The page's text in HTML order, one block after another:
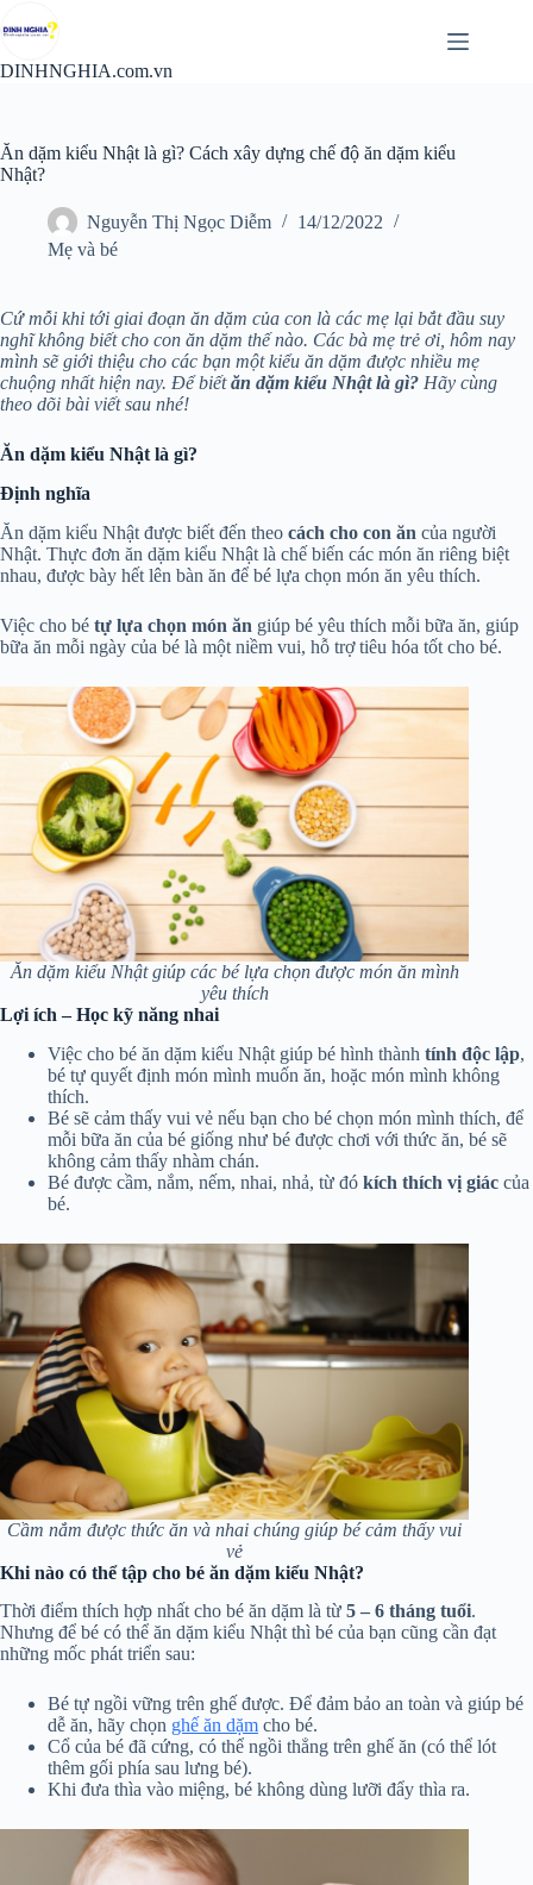
đến
nội
DINHNGHIA.com.vn
Ăn dặm kiểu Nhật là gì? Cách xây dựng chế độ ăn dặm kiểu
Nhật?
Nguyễn Thị Ngọc Diễm
14/12/2022
Mẹ và bé
Cứ mỗi khi tới giai đoạn ăn dặm của con là các mẹ lại bắt đầu suy
nghĩ không biết cho con ăn dặm thế nào. Các bà mẹ trẻ ơi, hôm nay
mình sẽ giới thiệu cho các bạn một kiểu ăn dặm được nhiều mẹ
chuộng nhất hiện nay. Để biếtăn dặm kiểu Nhật là gì? Hãy cùng
theo dõi bài viết sau nhé!
Ăn dặm kiểu Nhật là gì?
Định nghĩa
Ăn dặm kiểu Nhật được biết đến theo cách cho con ăn của người
Nhật. Thực đơn ăn dặm kiểu Nhật là chế biến các món ăn riêng biệt
nhau, được bày hết lên bàn ăn để bé lựa chọn món ăn yêu thích.
Việc cho bé tự lựa chọn món ăn giúp bé yêu thích mỗi bữa ăn, giúp
bữa ăn mỗi ngày của bé là một niềm vui, hỗ trợ tiêu hóa tốt cho bé.
Ăn dặm kiểu Nhật giúp các bé lựa chọn được món ăn mình
yêu thích
Lợi ích – Học kỹ năng nhai
Việc cho bé ăn dặm kiểu Nhật giúp bé hình thành tính độc lập,
bé tự quyết định món mình muốn ăn, hoặc món mình không
thích.
Bé sẽ cảm thấy vui vẻ nếu bạn cho bé chọn món mình thích, để
mỗi bữa ăn của bé giống như bé được chơi với thức ăn, bé sẽ
không cảm thấy nhàm chán.
Bé được cầm, nắm, nếm, nhai, nhả, từ đó kích thích vị giác của
bé.
Cầm nắm được thức ăn và nhai chúng giúp bé cảm thấy vui
vẻ
Khi nào có thể tập cho bé ăn dặm kiểu Nhật?
Thời điểm thích hợp nhất cho bé ăn dặm là từ 5 – 6 tháng tuổi.
Nhưng để bé có thể ăn dặm kiểu Nhật thì bé của bạn cũng cần đạt
những mốc phát triển sau:
Bé tự ngồi vững trên ghế được. Để đảm bảo an toàn và giúp bé
dễ ăn, hãy chọn ghế ăn dặm cho bé.
Cổ của bé đã cứng, có thể ngồi thẳng trên ghế ăn (có thể lót
thêm gối phía sau lưng bé).
Khi đưa thìa vào miệng, bé không dùng lưỡi đẩy thìa ra.